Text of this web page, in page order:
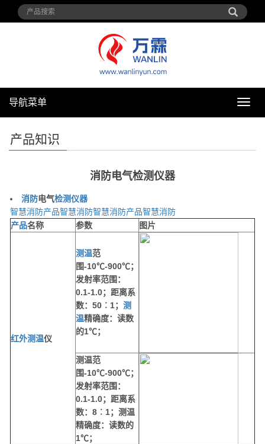
导
导航菜单
产品知识
消防电气检测仪器
消防电气检测仪器
智慧消防产品智慧消防智慧消防产品智慧消防
产品名称 参数 图片
红外测温仪
测温范
围-10℃-900℃；
发射率范围：
0.1-1.0；距离系
数： 50 ︰ 1； 测
温精确度：读数
的1℃；
测温范
围-10℃-900℃；
发射率范围：
0.1-1.0；距离系
数： 8 ︰ 1；测温
精确度：读数的
1℃；